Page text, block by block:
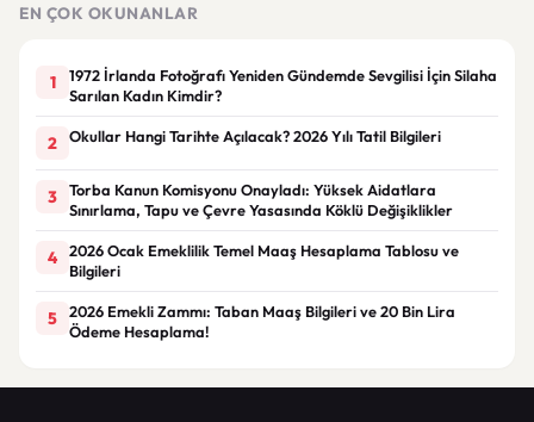
EN ÇOK OKUNANLAR
1
1972 İrlanda Fotoğrafı Yeniden Gündemde Sevgilisi İçin Silaha
Sarılan Kadın Kimdir?
2 Okullar Hangi Tarihte Açılacak? 2026 Yılı Tatil Bilgileri
3
Torba Kanun Komisyonu Onayladı: Yüksek Aidatlara
Sınırlama, Tapu ve Çevre Yasasında Köklü Değişiklikler
4
2026 Ocak Emeklilik Temel Maaş Hesaplama Tablosu ve
Bilgileri
5
2026 Emekli Zammı: Taban Maaş Bilgileri ve 20 Bin Lira
Ödeme Hesaplama!